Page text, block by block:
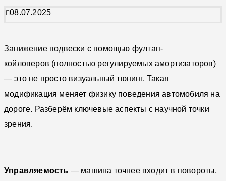
08.07.2025
Занижение подвески с помощью фултап-
койловеров (полностью регулируемых амортизаторов)
— это не просто визуальный тюнинг. Такая
модификация меняет физику поведения автомобиля на
дороге. Разберём ключевые аспекты с научной точки
зрения.
Управляемость — машина точнее входит в повороты,